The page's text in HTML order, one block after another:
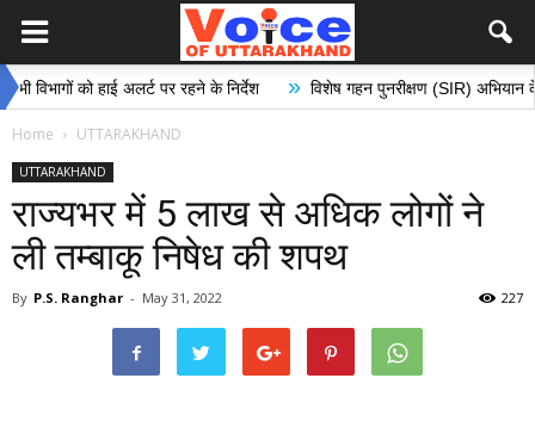
को हाई अलर्ट पर रहने के निर्देश » विशेष गहन पुनरीक्षण (SIR) अभियान के अंतर्गत
Home UTTARAKHAND
UTTARAKHAND
राज्यभर में 5 लाख से अधिक लोगों ने
ली तम्बाकू निषेध की शपथ
By P.S. Ranghar - May 31, 2022 227